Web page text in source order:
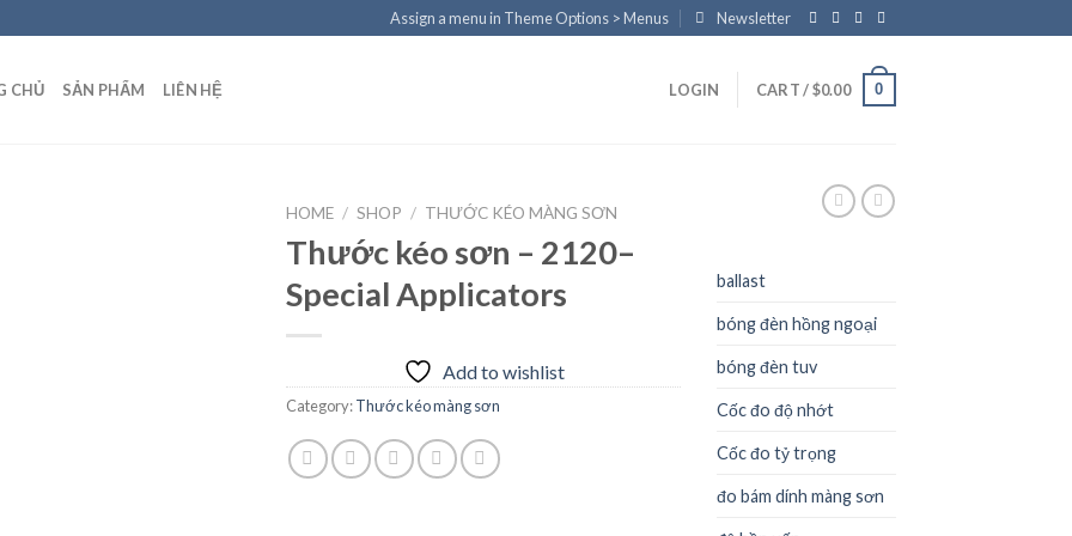
Assign a menu in Theme Options > Menus Newsletter
CHỦ SẢN PHẨM LIÊN HỆ LOGIN CART /$0.00 0
HOME / SHOP / THƯỚC KÉO MÀNG SƠN
Thước kéo sơn – 2120–
Special Applicators
Add to wishlist
Category:Thước kéo màng sơn
ballast
bóng đèn hồng ngoại
bóng đèn tuv
Cốc đo độ nhớt
Cốc đo tỷ trọng
đo bám dính màng sơn